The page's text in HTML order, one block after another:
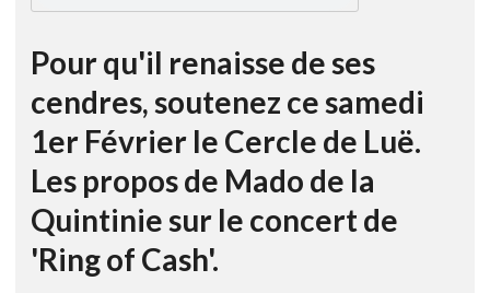
Pour qu'il renaisse de ses
cendres, soutenez ce samedi
1er Février le Cercle de Luë.
Les propos de Mado de la
Quintinie sur le concert de
'Ring of Cash'.